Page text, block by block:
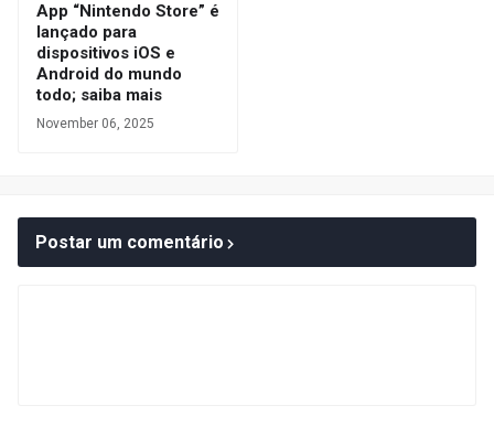
App “Nintendo Store” é
lançado para
dispositivos iOS e
Android do mundo
todo; saiba mais
November 06, 2025
Postar um comentário